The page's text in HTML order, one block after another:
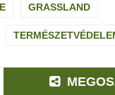
GRASSLAND